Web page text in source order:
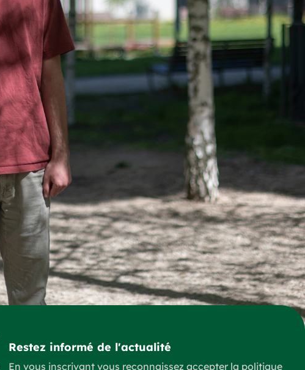
Restez informé de l'actualité
En vous inscrivant vous reconnaissez accepter la politique